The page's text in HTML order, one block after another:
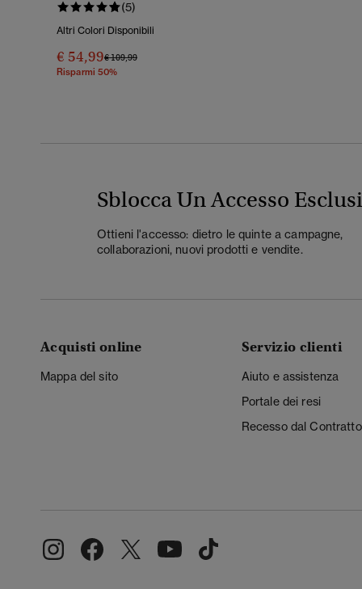
(5)
Altri Colori Disponibili
€ 54,99Prezzo Ridotto Da
€ 109,99A
Risparmi 50%
Sblocca Un Accesso
Ottieni l'accesso: dietro le quinte a campagne,
collaborazioni, nuovi prodotti e vendite.
Acquisti online
Mappa del sito
Servizio clienti
Aiuto e assistenza
Portale dei resi
Recesso dal Contratto